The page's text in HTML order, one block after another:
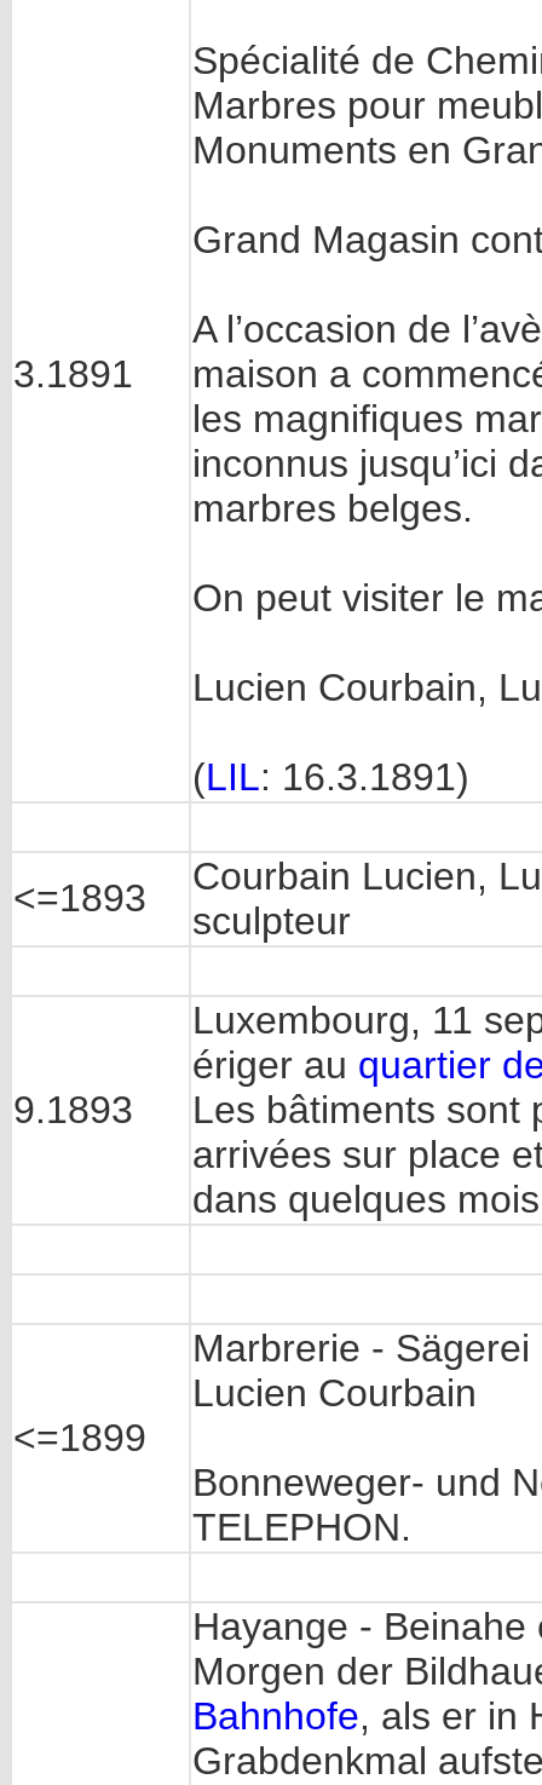
3.1891
Spécialité de
Marbres pour
Monuments en
Grand Magasin
A l’occasion de
maison a
les magnifiques
inconnus jusqu’ici
marbres belges.
On peut visiter le
Lucien Courbain,
(LIL: 16.3.1891)
<=1893
Courbain Lucien,
sculpteur
9.1893
Luxembourg, 11
ériger au quartier
Les bâtiments sont
arrivées sur place
dans quelques
<=1899
Marbrerie -
Lucien Courbain
Bonneweger- und
TELEPHON.
Hayange -
Morgen der
Bahnhofe, als er in
Grabdenkmal